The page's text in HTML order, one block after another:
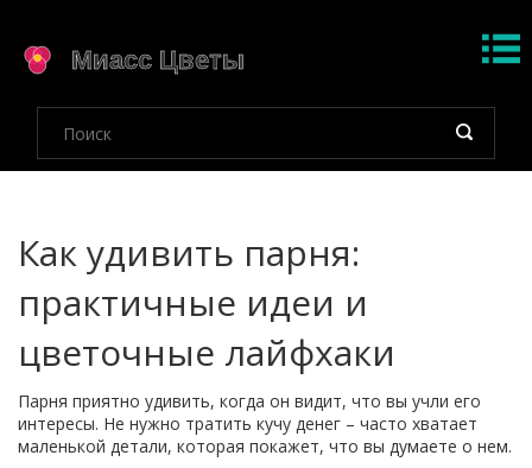
Как удивить парня:
практичные идеи и
цветочные лайфхаки
Парня приятно удивить, когда он видит, что вы учли его
интересы. Не нужно тратить кучу денег – часто хватает
маленькой детали, которая покажет, что вы думаете о нем.